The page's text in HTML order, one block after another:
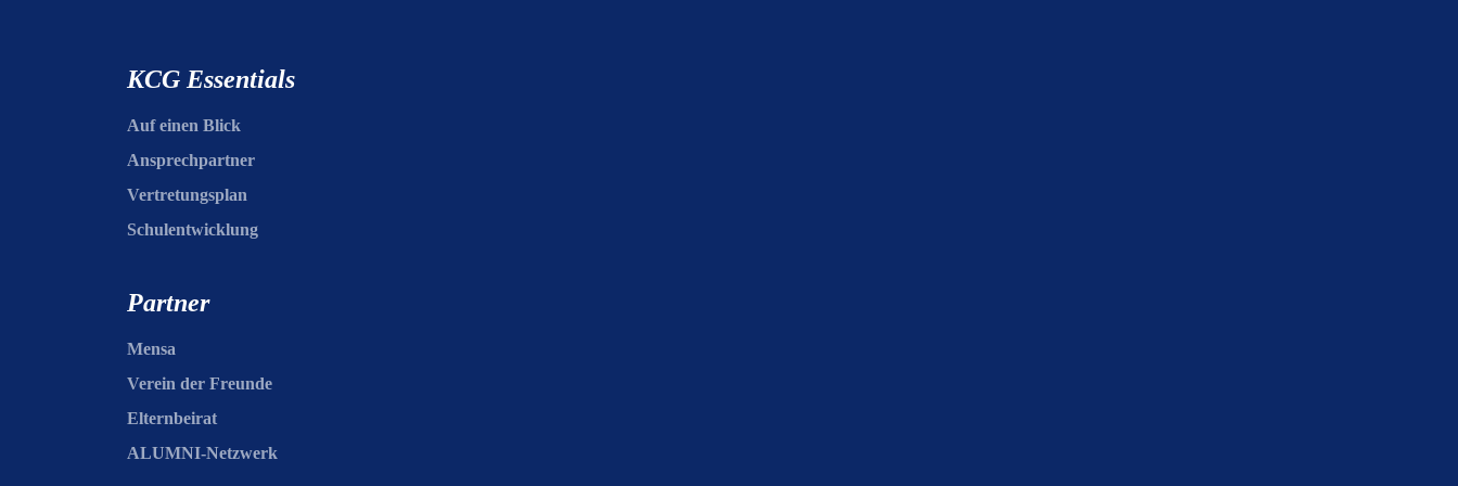
KCG Essentials
Auf einen Blick
Ansprechpartner
Vertretungsplan
Schulentwicklung
Partner
Mensa
Verein der Freunde
Elternbeirat
ALUMNI-Netzwerk